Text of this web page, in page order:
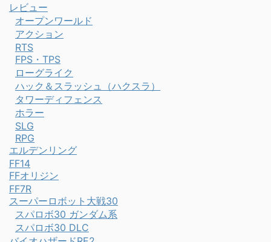
レビュー
オープンワールド
アクション
RTS
FPS・TPS
ローグライク
ハック＆スラッシュ（ハクスラ）
タワーディフェンス
ホラー
SLG
RPG
エルデンリング
FF14
FFオリジン
FF7R
スーパーロボット大戦30
スパロボ30 ガンダム系
スパロボ30 DLC